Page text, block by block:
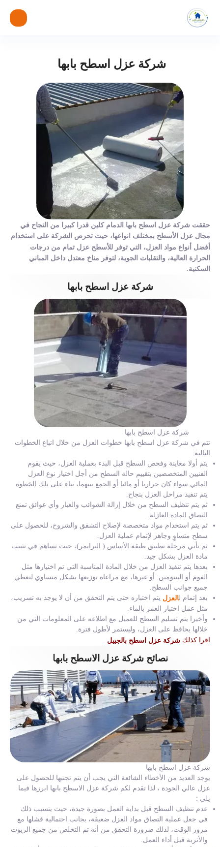
شركة عزل اسطح بابها
حققت شركة عزل اسطح بابها الدمام كلين قدرا كبيرا من النجاح في
مجال عزل الأسطح بمختلف انواعها، حيث تحرص الشركة على استخدام
أفضل أنواع مواد العزل، التي توفر للأسطح عزل تمام من درجات
الحرارة العالية، والتقلبات الجوية، لتوفر مناخ معتدل داخل المباني
السكنية.
شركة عزل اسطح بابها
شركة عزل اسطح بابها
تتم في شركة عزل اسطح بابها خطوات العزل من خلال اتباع الخطوات
التالية:
يتم أولا معاينة وفحص السطح قبل البدء بعملية العزل، حيث يقوم
الفنيين المتخصصين بتقييم حالة السطح من أجل اختيار نوع العزل
المائي سواء كان حراريا أو مائيا أو الجمع بينهما، بناء على تلك الخطوة
يتم تنفيذ مراحل العزل بنجاح.
ثم يتم تنظيف السطح من خلال إزالة الشوائب والغبار وأي عوائق تمنع
التصاق المادة العازلة.
ثم يتم استخدام مواد متخصصة لإصلاح التشقق والشروخ، للحصول على
سطح متساوٍ وجاهز لإتمام عملية العزل.
ثم تأتي مرحلة تطبيق طبقة الأساس ( البرايمر)، حيث تساهم في تثبيت
مادة العزل بشكل جيد.
بعدها يتم تنفيذ العزل من خلال المادة المناسبة التي تم اختيارها مثل
الفوم أو البيتومين أو غيرها، مع مراعاة توزيعها بشكل متساوي لتعطي
جميع جوانب السطح.
بعد إتمام لالعزل يتم اختباره حتى يتم التحقق من أن لا يوجد به تسريب،
مثل عمل اختبار الغمر بالماء.
وأخيرا يتم تسليم السطح للعميل مع اطلاعه على المعلومات التي من
خلالها يحافظ على العزل، وليستمر لأطول فترة.
اقرا كذلك شركة عزل اسطح بالجبيل
نصائح شركة عزل الاسطح بابها
شركة عزل اسطح بابها
يوجد العديد من الأخطاء الشائعة التي يجب أن يتم تجنبها للحصول على
عزل عالي الجودة ، لذا تقدم لكم شركة عزل الاسطح بابها ابرزها فيما
يلي :
عدم تنظيف السطح قبل بداية العمل بصورة جيدة، حيث يتسبب ذلك
في جعل عملية التصاق مواد العزل ضعيفة، بجانب احتمالية فشلها مع
مرور الوقت، لذلك ضرورة التحقق من أنه تم التخلص من جميع الزيوت
والأتربة قبل أداء العمل.